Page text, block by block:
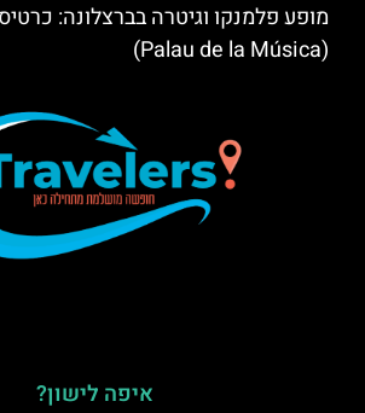
מופע פלמנקו וגיטרה בברצלונה:
(Palau de la Música)
איפה לישון?